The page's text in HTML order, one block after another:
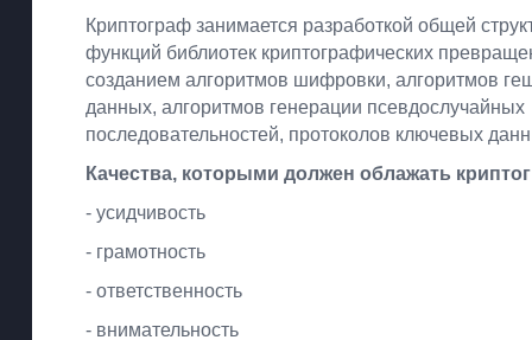
Криптограф занимается разработкой общей
функций библиотек криптографических
созданием алгоритмов шифровки, алгоритмов
данных, алгоритмов генерации псевдослучайных
последовательностей, протоколов ключевых
Качества, которыми должен облажать
- усидчивость
- грамотность
- ответственность
- внимательность